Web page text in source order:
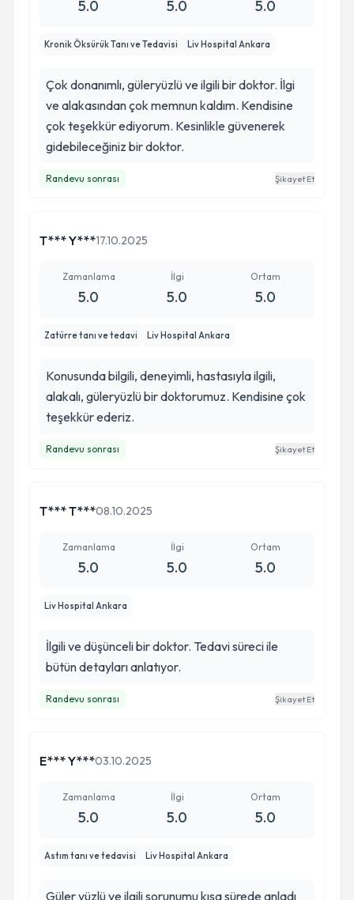
5.0 5.0 5.0
Kronik Öksürük Tanı ve Tedavisi Liv Hospital Ankara
Çok donanımlı, güleryüzlü ve ilgili bir doktor. İlgi
ve alakasından çok memnun kaldım. Kendisine
çok teşekkür ediyorum. Kesinlikle güvenerek
gidebileceğiniz bir doktor.
Randevu sonrası Şikayet Et
T*** Y***17.10.2025
Zamanlama
5.0
İlgi
5.0
Ortam
5.0
Zatürre tanı ve tedavi Liv Hospital Ankara
Konusunda bilgili, deneyimli, hastasıyla ilgili,
alakalı, güleryüzlü bir doktorumuz. Kendisine çok
teşekkür ederiz.
Randevu sonrası Şikayet Et
T*** T***08.10.2025
Zamanlama
5.0
İlgi
5.0
Ortam
5.0
Liv Hospital Ankara
İlgili ve düşünceli bir doktor. Tedavi süreci ile
bütün detayları anlatıyor.
Randevu sonrası Şikayet Et
E*** Y***03.10.2025
Zamanlama
5.0
İlgi
5.0
Ortam
5.0
Astım tanı ve tedavisi Liv Hospital Ankara
Güler yüzlü ve ilgili sorunumu kısa sürede anladı